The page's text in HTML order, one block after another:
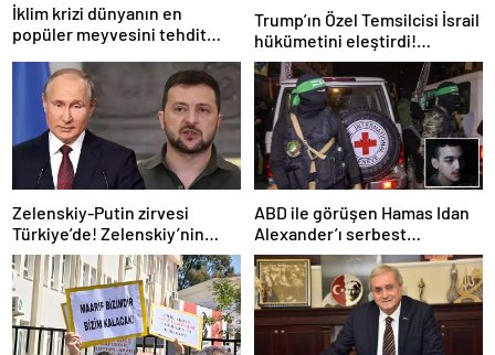
İklim krizi dünyanın en
popüler meyvesini tehdit
karşı karşıya
Trump’ın Özel Temsilcisi İsrail
hükümetini eleştirdi!
‘Gazze’deki savaşı uzatıyorlar’
Zelenskiy-Putin zirvesi
Türkiye’de! Zelenskiy’nin
çağrısı dünya basınında
ABD ile görüşen Hamas Idan
Alexander’ı serbest
bırakacak! Türkiye’ye
teşekkür…